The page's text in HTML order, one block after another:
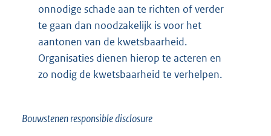
onnodige schade aan te richten of verder
te gaan dan noodzakelijk is voor het
aantonen van de kwetsbaarheid.
Organisaties dienen hierop te acteren en
zo nodig de kwetsbaarheid te verhelpen.
Bouwstenen responsible disclosure